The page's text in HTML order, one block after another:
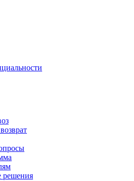
решения